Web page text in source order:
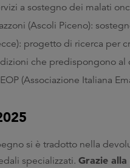
a sostegno dei malati
(Ascoli Piceno):
progetto di ricerca per
che predispongono
(Associazione Italiana
si è tradotto nella
specializzati. Grazie